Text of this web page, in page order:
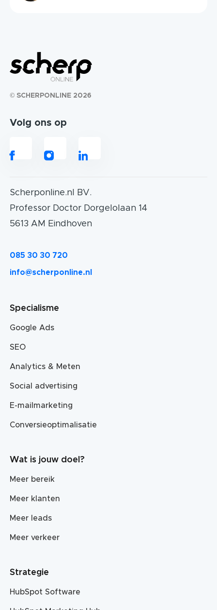
© SCHERPONLINE 2026
Volg ons op
Scherponline.nl BV.
Professor Doctor Dorgelolaan 14
5613 AM Eindhoven
085 30 30 720
info@scherponline.nl
Specialisme
Google Ads
SEO
Analytics & Meten
Social advertising
E-mailmarketing
Conversieoptimalisatie
Wat is jouw doel?
Meer bereik
Meer klanten
Meer leads
Meer verkeer
Strategie
HubSpot Software